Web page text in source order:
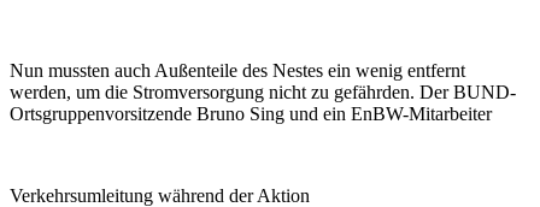
Nun mussten auch Außenteile des Nestes ein wenig entfernt
werden, um die Stromversorgung nicht zu gefährden. Der BUND-
Ortsgruppenvorsitzende Bruno Sing und ein EnBW-Mitarbeiter
Verkehrsumleitung während der Aktion